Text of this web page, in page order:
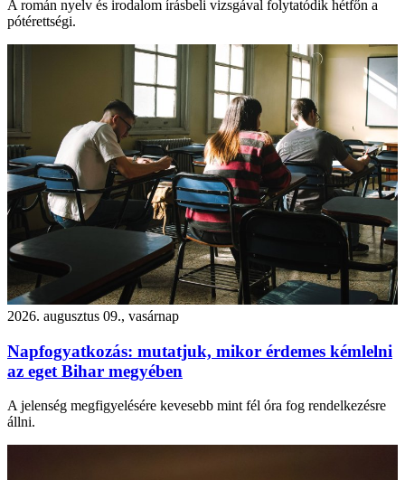
A román nyelv és irodalom írásbeli vizsgával folytatódik hétfőn a
pótérettségi.
2026. augusztus 09., vasárnap
Napfogyatkozás: mutatjuk, mikor érdemes kémlelni
az eget Bihar megyében
A jelenség megfigyelésére kevesebb mint fél óra fog rendelkezésre
állni.